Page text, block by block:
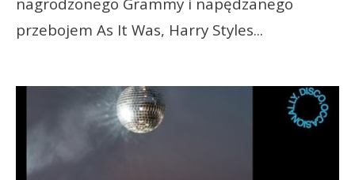
przebojem As It Was, Harry Styles...